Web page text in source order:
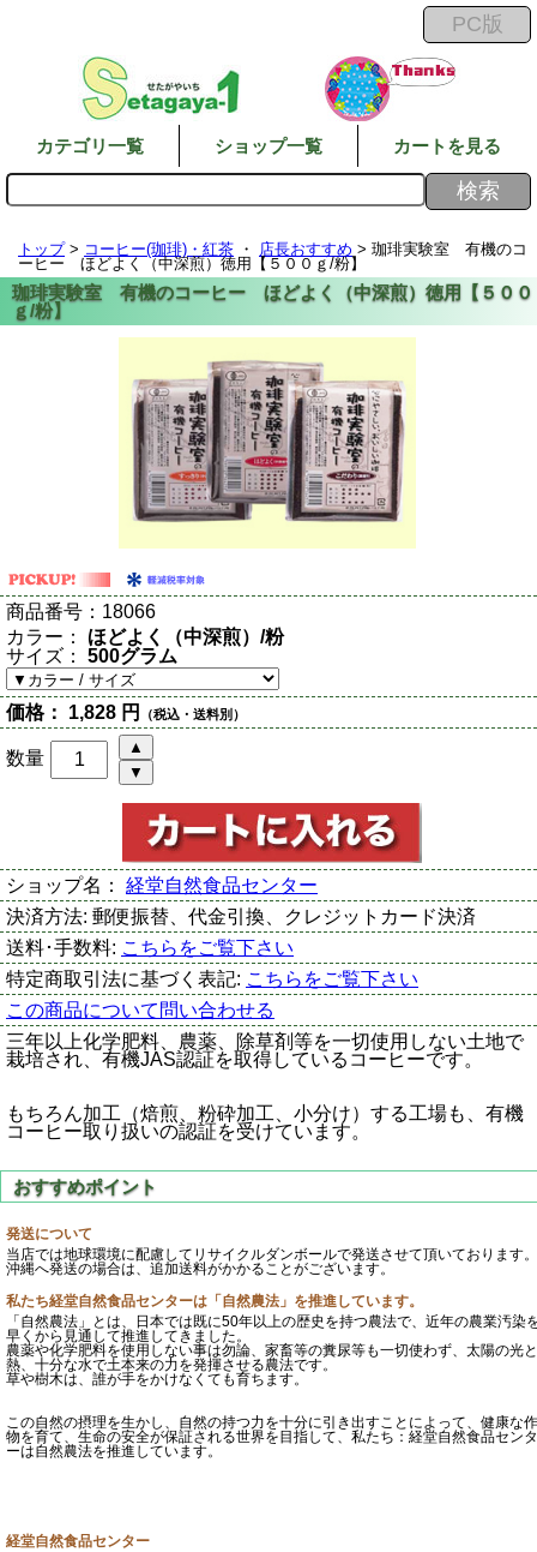
カテゴリ一覧 ショップ一覧 カートを見る
トップ> コーヒー(珈琲)・紅茶 ・ 店長おすすめ > 珈琲実験室 有機のコ
ーヒー ほどよく（中深煎）徳用【５００ｇ/粉】
商品番号： 18066
カラー：
ほどよく（中深煎）/粉
サイズ：
500グラム
価格： 1,828 円 （税込・送料別）
数量
ショップ名： 経堂自然食品センター
決済方法: 郵便振替、代金引換、クレジットカード決済
送料･手数料: こちらをご覧下さい
特定商取引法に基づく表記: こちらをご覧下さい
この商品について問い合わせる
三年以上化学肥料、農薬、除草剤等を一切使用しない土地で
栽培され、有機JAS認証を取得しているコーヒーです。
もちろん加工（焙煎、粉砕加工、小分け）する工場も、有機
コーヒー取り扱いの認証を受けています。
発送について
当店では地球環境に配慮してリサイクルダンボールで発送させて頂いております。
沖縄へ発送の場合は、追加送料がかかることがございます。
私たち経堂自然食品センターは「自然農法」を推進しています。
「自然農法」とは、日本では既に50年以上の歴史を持つ農法で、近年の農業汚染
早くから見通して推進してきました。
農薬や化学肥料を使用しない事は勿論、家畜等の糞尿等も一切使わず、太陽の光と
熱、十分な水で土本来の力を発揮させる農法です。
草や樹木は、誰が手をかけなくても育ちます。
この自然の摂理を生かし、自然の持つ力を十分に引き出すことによって、健康な作
物を育て、生命の安全が保証される世界を目指して、私たち：経堂自然食品センタ
ーは自然農法を推進しています。
経堂自然食品センター